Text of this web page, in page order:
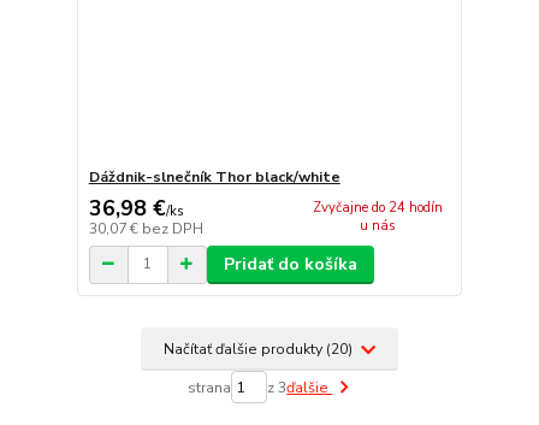
Dáždnik-slnečník Thor black/white
36,98 €/ks
30,07 € bez DPH
Zvyčajne do 24 hodín
u nás
Pridať do košíka
Načítať ďalšie produkty (20)
strana z 3ďalšie